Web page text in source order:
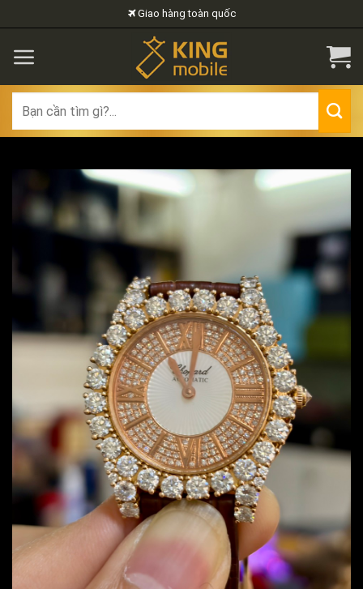
to
content
Giao hàng toàn quốc
for: